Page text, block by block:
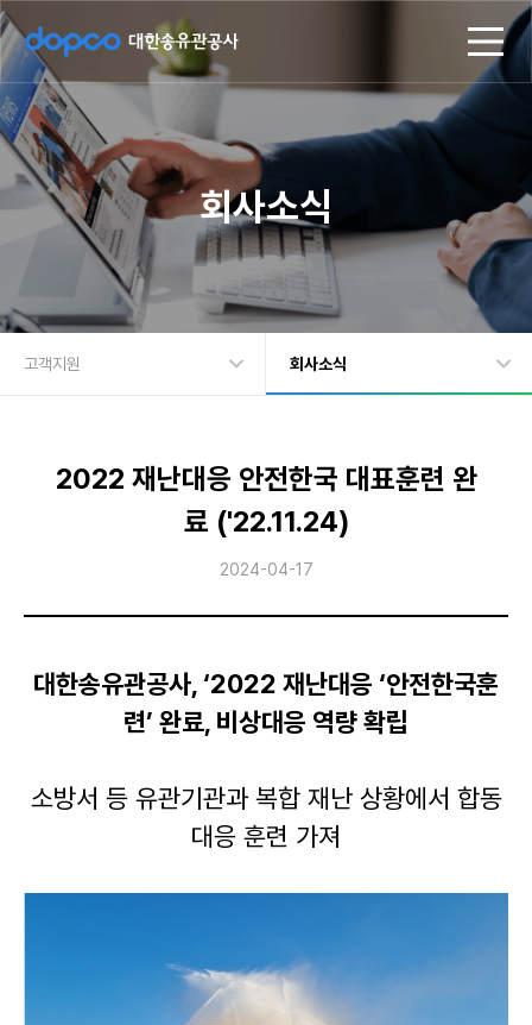
d
o
p
c
o
대
한
관
모
바
일
회사소식
고객지원
주요사업
회사소식
입찰공고
2022 재난대응 안전한국 대표훈련 완
료 ('22.11.24)
2024-04-17
대한송유관공사, ‘2022 재난대응 ‘안전한국훈
련’ 완료, 비상대응 역량 확립
소방서 등 유관기관과 복합 재난 상황에서 합동
대응 훈련 가져